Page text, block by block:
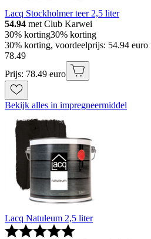
Lacq Stockholmer teer 2,5 liter
54.94 met Club Karwei
30% korting30% korting
30% korting, voordeelprijs: 54.94
78.49
Prijs: 78.49 euro
Bekijk alles in impregneermiddel
Lacq Natuleum 2,5 liter